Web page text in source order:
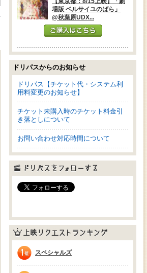
場版 ベルサイユのばら」
@秋葉原UDX...
ドリパスからのお知らせ
ドリパス【チケット代・システム利
用料変更のお知らせ】
チケット未購入時のチケット料金引
き落としについて
お問い合わせ対応時間について
ドリパスをフォローする
上映リクエストランキング
1位
スペシャルズ